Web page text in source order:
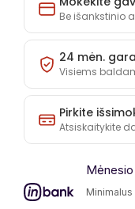
Be išankstinio
24 mėn.
Visiems
Pirkite
Atsiskaitykite